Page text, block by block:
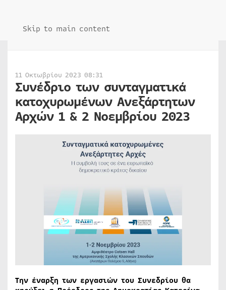
Skip to main content
11 Οκτωβρίου 2023 08:31
Συνέδριο των συνταγματικά
κατοχυρωμένων Ανεξάρτητων
Αρχών 1 & 2 Νοεμβρίου 2023
Την έναρξη των εργασιών του Συνεδρίου θα